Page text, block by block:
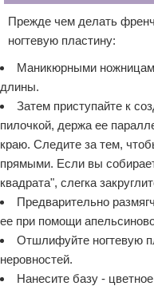
Прежде чем делать
ногтевую пластину:
Маникюрными
длины.
Затем приступайте к
пилочкой, держа ее
краю. Следите за тем,
прямыми. Если вы
квадрата", слегка
Предварительно
ее при помощи
Отшлифуйте ногтевую
неровностей.
Нанесите базу -